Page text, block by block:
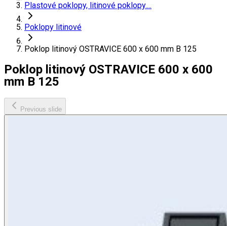
Plastové poklopy, litinové poklopy....
Poklopy litinové
Poklop litinový OSTRAVICE 600 x 600 mm B 125
Poklop litinový OSTRAVICE 600 x 600
mm B 125
Previous slide